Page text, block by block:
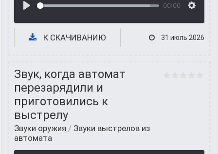
00:00
К СКАЧИВАНИЮ 31 июль 2026
Звук, когда автомат
перезарядили и
приготовились к
выстрелу
Звуки оружия / Звуки выстрелов из
автомата